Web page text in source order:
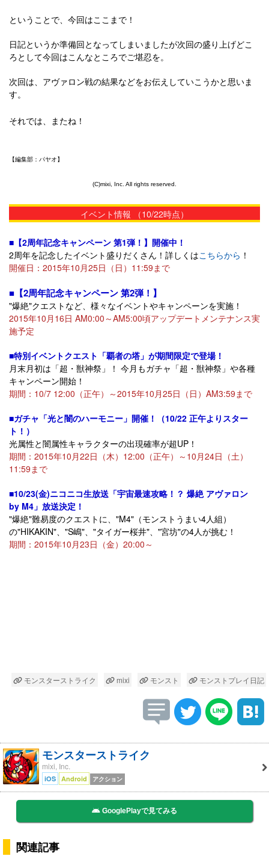
ということで、今回はここまで！
日記というか準備回となってしまいましたが次回の盛り上げどこ
ろとして今回はこんなところでご堪忍を。
次回は、アヴァロン戦の結果などをお伝えしていこうかと思いま
す。
それでは、またね！
【編集部：パヤオ】
(C)mixi, Inc. All rights reserved.
イベント情報 （10/22時点）
■【2周年記念キャンペーン 第1弾！】開催中！
2周年を記念したイベント盛りだくさん！詳しくはこちらから ！
開催日：2015年10月25日（日）11:59まで
■【2周年記念キャンペーン 第2弾！】
"爆絶"クエストなど、様々なイベントやキャンペーンを実施！
2015年10月16日 AM0:00～AM5:00頃アップデートメンテナンス実
施予定
■特別イベントクエスト「覇者の塔」が期間限定で登場！
月末月初は「超・獣神祭」！ 今月もガチャ「超・獣神祭」や各種
キャンペーン開始！
期間：10/7 12:00（正午）～2015年10月25日（日）AM3:59まで
■ガチャ「光と闇のハーモニー」開催！（10/22 正午よりスター
ト！）
光属性と闇属性キャラクターの出現確率が超UP！
期間：2015年10月22日（木）12:00（正午）～10月24日（土）
11:59まで
■10/23(金)ニコニコ生放送「宇宙最速攻略！？ 爆絶 アヴァロン
by M4」放送決定！
"爆絶"難易度のクエストに、"M4"（モンストうまい4人組）
の"HIKAKIN"、"S嶋"、"タイガー桜井"、"宮坊"の4人が挑む！
期間：2015年10月23日（金）20:00～
モンスターストライク mixi モンスト モンストプレイ日記
モンスターストライク
mixi, Inc.
iOS Android アクション
GooglePlayで見てみる
関連記事